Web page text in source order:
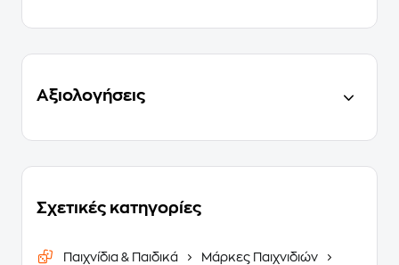
Αξιολογήσεις
Σχετικές κατηγορίες
Παιχνίδια & Παιδικά
Μάρκες Παιχνιδιών